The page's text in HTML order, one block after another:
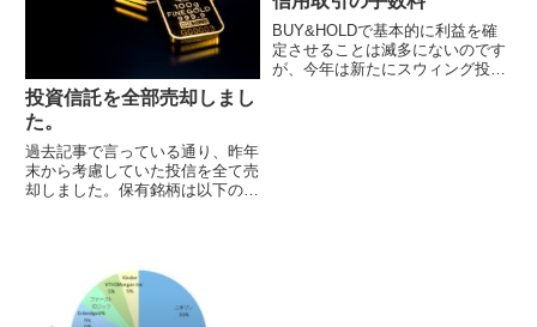
投資信託を全部売却しまし
た。
過去記事で言っている通り、昨年
末から考慮していた投信を全て売
却しました。保有銘柄は以下の通
(0.648%) Funds-i 外国RE...
BUY&HOLDで基本的に利益を確
定させることは滅多にないのです
が、今年は新たにスウィング投資